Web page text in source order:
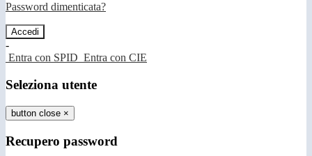
Password dimenticata?
-
Entra con SPID Entra con CIE
Seleziona utente
button close ×
Recupero password